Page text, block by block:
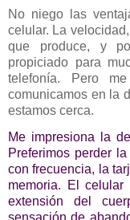
No niego las
celular. La
que produce, y
propiciado para
telefonía. Pero
comunicamos en la
estamos cerca.
Me impresiona la
Preferimos perder
con frecuencia, la
memoria. El
extensión del
sensación de